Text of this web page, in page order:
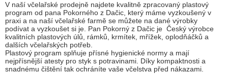
V naší včelařské prodejně najdete kvalitně zpracovaný plastový
program od pana Pokorného z Dačic, který máme vyzkoušený v
praxi a na naší včelařské farmě se můžete na dané výrobky
podívat a vyzkoušet si je. Pan Pokorný z Dačic je Český výrobce
kvalitních plastových úlů, rámků, krmítek, mřížek, oplodňáčků a
dalších včelařských potřeb.
Plastový program splňuje přísné hygienické normy a mají
nejpřísnější atesty pro styk s potravinami. Díky kompaktnosti a
snadnému čištění tak ochráníte vaše včelstva před nákazami.